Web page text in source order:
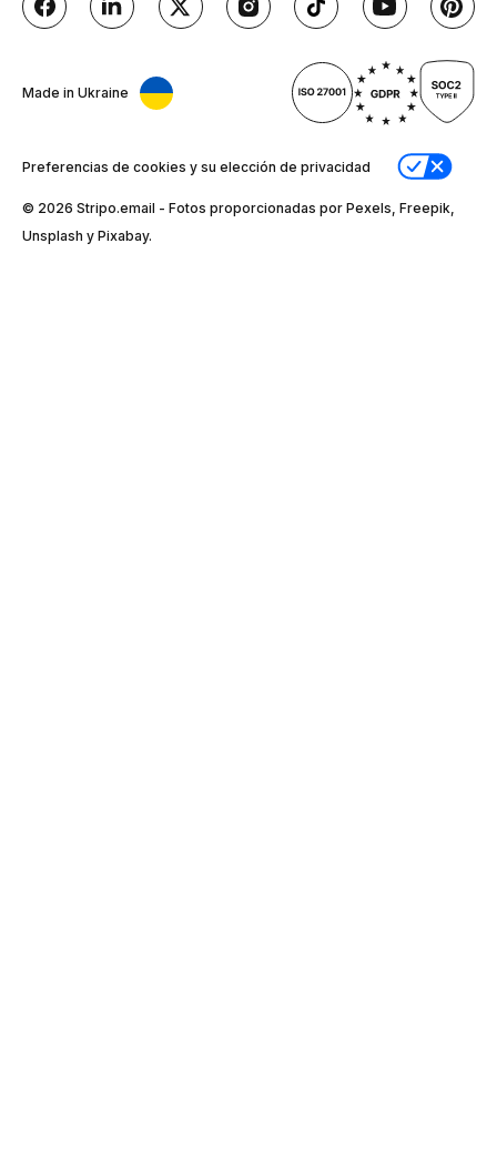
Made in Ukraine
Preferencias de cookies y su elección de privacidad
© 2026 Stripо.email - Fotos proporcionadas por Pexels, Freepik,
Unsplash y Pixabay.